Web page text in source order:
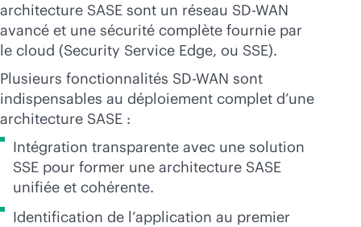
architecture SASE sont un réseau SD-WAN
avancé et une sécurité complète fournie par
le cloud (Security Service Edge, ou SSE).
Plusieurs fonctionnalités SD-WAN sont
indispensables au déploiement complet d’une
architecture SASE :
Intégration transparente avec une solution
SSE pour former une architecture SASE
unifiée et cohérente.
Identification de l’application au premier